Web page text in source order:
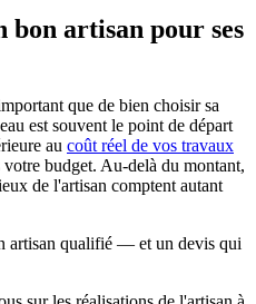
artisan pour ses
que de bien choisir sa
est souvent le point de départ
au coût réel de vos travaux
budget. Au-delà du montant,
de l'artisan comptent autant
artisan qualifié — et un devis qui